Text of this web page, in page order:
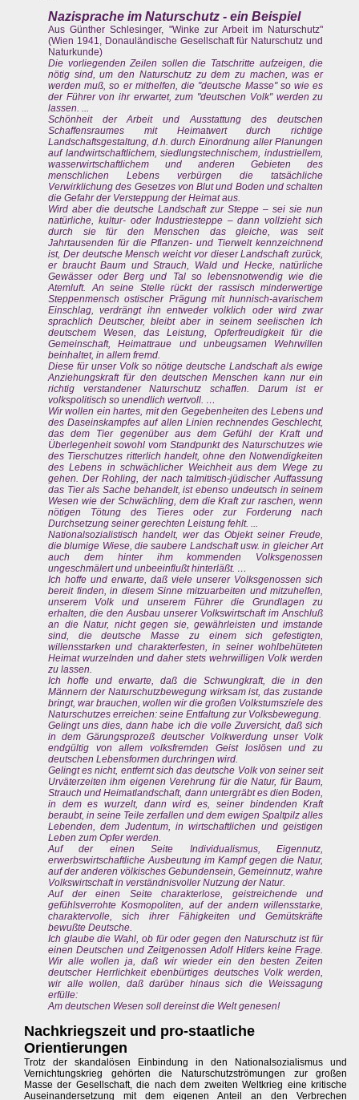
Nazisprache im Naturschutz - ein Beispiel
Aus Günther Schlesinger, "Winke zur Arbeit im Naturschutz"
(Wien 1941, Donauländische Gesellschaft für Naturschutz und
Naturkunde)
Die vorliegenden Zeilen sollen die Tatschritte aufzeigen, die
nötig sind, um den Naturschutz zu dem zu machen, was er
werden muß, so er mithelfen, die "deutsche Masse" so wie es
der Führer von ihr erwartet, zum "deutschen Volk" werden zu
lassen. ...
Schönheit der Arbeit und Ausstattung des deutschen
Schaffensraumes mit Heimatwert durch richtige
Landschaftsgestaltung, d.h. durch Einordnung aller Planungen
auf landwirtschaftlichem, siedlungstechnischem, industriellem,
wasserwirtschaftlichem und anderen Gebieten des
menschlichen Lebens verbürgen die tatsächliche
Verwirklichung des Gesetzes von Blut und Boden und schalten
die Gefahr der Versteppung der Heimat aus.
Wird aber die deutsche Landschaft zur Steppe – sei sie nun
natürliche, kultur- oder Industriesteppe – dann vollzieht sich
durch sie für den Menschen das gleiche, was seit
Jahrtausenden für die Pflanzen- und Tierwelt kennzeichnend
ist, Der deutsche Mensch weicht vor dieser Landschaft zurück,
er braucht Baum und Strauch, Wald und Hecke, natürliche
Gewässer oder Berg und Tal so lebensnotwendig wie die
Atemluft. An seine Stelle rückt der rassisch minderwertige
Steppenmensch ostischer Prägung mit hunnisch-avarischem
Einschlag, verdrängt ihn entweder volklich oder wird zwar
sprachlich Deutscher, bleibt aber in seinem seelischen Ich
deutschem Wesen, das Leistung, Opferfreudigkeit für die
Gemeinschaft, Heimattraue und unbeugsamen Wehrwillen
beinhaltet, in allem fremd.
Diese für unser Volk so nötige deutsche Landschaft als ewige
Anziehungskraft für den deutschen Menschen kann nur ein
richtig verstandener Naturschutz schaffen. Darum ist er
volkspolitisch so unendlich wertvoll. …
Wir wollen ein hartes, mit den Gegebenheiten des Lebens und
des Daseinskampfes auf allen Linien rechnendes Geschlecht,
das dem Tier gegenüber aus dem Gefühl der Kraft und
Überlegenheit sowohl vom Standpunkt des Naturschutzes wie
des Tierschutzes ritterlich handelt, ohne den Notwendigkeiten
des Lebens in schwächlicher Weichheit aus dem Wege zu
gehen. Der Rohling, der nach talmitisch-jüdischer Auffassung
das Tier als Sache behandelt, ist ebenso undeutsch in seinem
Wesen wie der Schwächling, dem die Kraft zur raschen, wenn
nötigen Tötung des Tieres oder zur Forderung nach
Durchsetzung seiner gerechten Leistung fehlt. ...
Nationalsozialistisch handelt, wer das Objekt seiner Freude,
die blumige Wiese, die saubere Landschaft usw. in gleicher Art
auch dem hinter ihm kommenden Volksgenossen
ungeschmälert und unbeeinflußt hinterläßt. …
Ich hoffe und erwarte, daß viele unserer Volksgenossen sich
bereit finden, in diesem Sinne mitzuarbeiten und mitzuhelfen,
unserem Volk und unserem Führer die Grundlagen zu
erhalten, die den Ausbau unserer Volkswirtschaft im Anschluß
an die Natur, nicht gegen sie, gewährleisten und imstande
sind, die deutsche Masse zu einem sich gefestigten,
willensstarken und charakterfesten, in seiner wohlbehüteten
Heimat wurzelnden und daher stets wehrwilligen Volk werden
zu lassen.
Ich hoffe und erwarte, daß die Schwungkraft, die in den
Männern der Naturschutzbewegung wirksam ist, das zustande
bringt, war brauchen, wollen wir die großen Volkstumsziele des
Naturschutzes erreichen: seine Entfaltung zur Volksbewegung.
Gelingt uns dies, dann habe ich die volle Zuversicht, daß sich
in dem Gärungsprozeß deutscher Volkwerdung unser Volk
endgültig von allem volksfremden Geist loslösen und zu
deutschen Lebensformen durchringen wird.
Gelingt es nicht, entfernt sich das deutsche Volk von seiner seit
Urväterzeiten ihm eigenen Verehrung für die Natur, für Baum,
Strauch und Heimatlandschaft, dann untergräbt es dien Boden,
in dem es wurzelt, dann wird es, seiner bindenden Kraft
beraubt, in seine Teile zerfallen und dem ewigen Spaltpilz alles
Lebenden, dem Judentum, in wirtschaftlichen und geistigen
Leben zum Opfer werden.
Auf der einen Seite Individualismus, Eigennutz,
erwerbswirtschaftliche Ausbeutung im Kampf gegen die Natur,
auf der anderen völkisches Gebundensein, Gemeinnutz, wahre
Volkswirtschaft in verständnisvoller Nutzung der Natur.
Auf der einen Seite charakterlose, geistreichende und
gefühlsverrohte Kosmopoliten, auf der andern willensstarke,
charaktervolle, sich ihrer Fähigkeiten und Gemütskräfte
bewußte Deutsche.
Ich glaube die Wahl, ob für oder gegen den Naturschutz ist für
einen Deutschen und Zeitgenossen Adolf Hitlers keine Frage.
Wir alle wollen ja, daß wir wieder ein den besten Zeiten
deutscher Herrlichkeit ebenbürtiges deutsches Volk werden,
wir alle wollen, daß darüber hinaus sich die Weissagung
erfülle:
Am deutschen Wesen soll dereinst die Welt genesen!
Nachkriegszeit und pro-staatliche
Orientierungen
Trotz der skandalösen Einbindung in den Nationalsozialismus und
Vernichtungskrieg gehörten die Naturschutzströmungen zur großen
Masse der Gesellschaft, die nach dem zweiten Weltkrieg eine kritische
Auseinandersetzung mit dem eigenen Anteil an den Verbrechen